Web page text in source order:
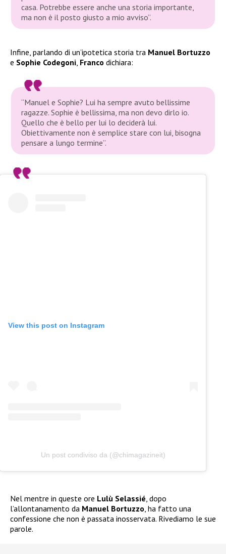
casa. Potrebbe essere anche una storia importante,
ma non è il posto giusto a mio avviso”.
Infine, parlando di un’ipotetica storia tra Manuel Bortuzzo
e Sophie Codegoni Franco dichiara:
“Manuel e Sophie? Lui ha sempre avuto bellissime
ragazze. Sophie è bellissima, ma non devo dirlo io.
Quello che è bello per lui lo deciderà lui.
Obiettivamente non è semplice stare con lui, bisogna
pensare a lungo termine”.
View this post on Instagram
Un post condiviso da (@chimagazineit)
Nel mentre in queste ore Lulù Selassié, dopo
l’allontanamento da Manuel Bortuzzo, ha fatto una
confessione che non è passata inosservata. Rivediamo le sue
parole.